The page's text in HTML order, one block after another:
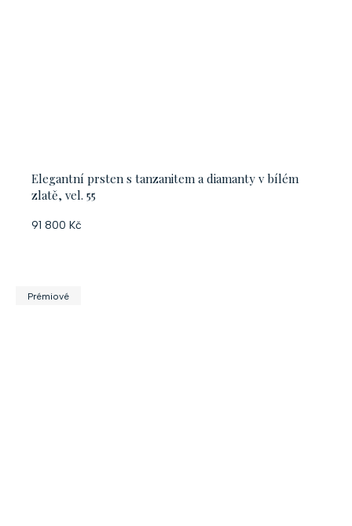
Elegantní prsten s tanzanitem a diamanty v bílém
zlatě, vel. 55
91 800 Kč
Prémiové